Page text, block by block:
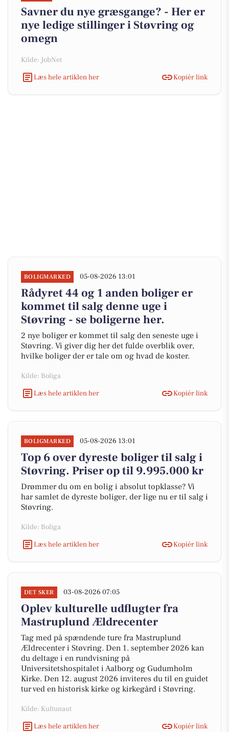
Savner du nye græsgange? - Her er
nye ledige stillinger i Støvring og
omegn
Kilde: JobNet
Læs hele artiklen her
Kopiér link
BOLIGMARKED 05-08-2026 13:01
Rådyret 44 og 1 anden boliger er
kommet til salg denne uge i
Støvring - se boligerne her.
2 nye boliger er kommet til salg den seneste uge i
Støvring. Vi giver dig her det fulde overblik over,
hvilke boliger der er tale om og hvad de koster.
Kilde: Boliga
Læs hele artiklen her
Kopiér link
BOLIGMARKED 05-08-2026 13:01
Top 6 over dyreste boliger til salg i
Støvring. Priser op til 9.995.000 kr
Drømmer du om en bolig i absolut topklasse? Vi
har samlet de dyreste boliger, der lige nu er til salg i
Støvring.
Kilde: Boliga
Læs hele artiklen her
Kopiér link
DET SKER 03-08-2026 07:05
Oplev kulturelle udflugter fra
Mastruplund Ældrecenter
Tag med på spændende ture fra Mastruplund
Ældrecenter i Støvring. Den 1. september 2026 kan
du deltage i en rundvisning på
Universitetshospitalet i Aalborg og Gudumholm
Kirke. Den 12. august 2026 inviteres du til en guidet
tur ved en historisk kirke og kirkegård i Støvring.
Kilde: Kultunaut
Læs hele artiklen her
Kopiér link